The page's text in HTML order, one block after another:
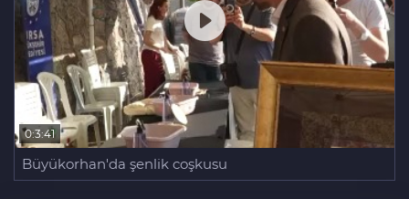
0:3:41
Büyükorhan'da şenlik coşkusu